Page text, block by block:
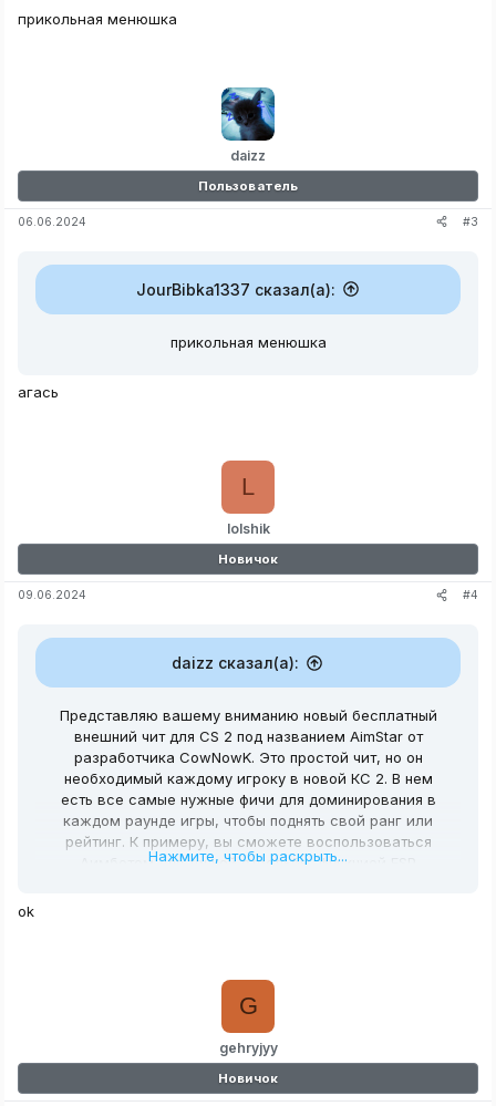
прикольная менюшка
daizz
Пользователь
06.06.2024 #3
JourBibka1337 сказал(а):
прикольная менюшка
агась
lolshik
L
Новичок
09.06.2024 #4
daizz сказал(а):
Представляю вашему вниманию новый бесплатный
внешний чит для CS 2 под названием AimStar от
разработчика CowNowK. Это простой чит, но он
необходимый каждому игроку в новой КС 2. В нем
есть все самые нужные фичи для доминирования в
каждом раунде игры, чтобы поднять свой ранг или
рейтинг. К примеру, вы сможете воспользоваться
Аимботом для точной стрельбы, функцией ESP
пока что один из лучших бесплатных софтом на КС2.
Разработчик старается ежедневно обновлять чит,
добавляя новые функции и улучшая защиту.
Подпишитесь на новости, чтобы не пропустить
последние версии чита AimStar. Чуть ниже, вы
Нажмите, чтобы раскрыть...
ok
gehryjyy
G
Новичок